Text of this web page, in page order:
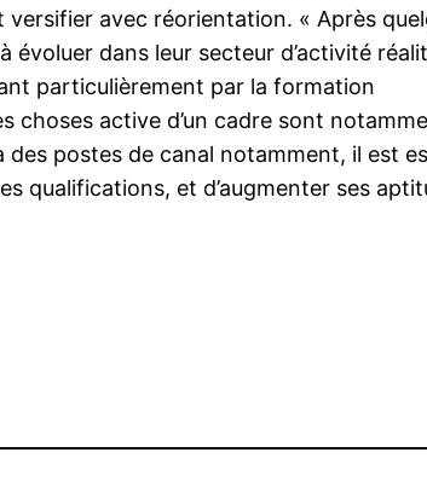
avec réorientation. « Après
évoluer dans leur secteur d’activité
particulièrement par la formation
choses active d’un cadre sont
des postes de canal notamment, il est
qualifications, et d’augmenter ses